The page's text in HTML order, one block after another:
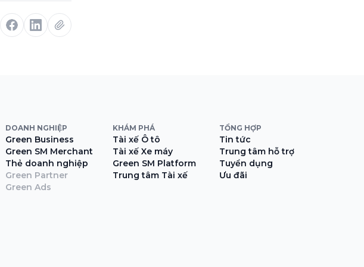
DOANH NGHIỆP
Green Business
Green SM Merchant
Thẻ doanh nghiệp
Green Partner
Green Ads
KHÁM PHÁ
Tài xế Ô tô
Tài xế Xe máy
Green SM Platform
Trung tâm Tài xế
TỔNG HỢP
Tin tức
Trung tâm hỗ trợ
Tuyển dụng
Ưu đãi